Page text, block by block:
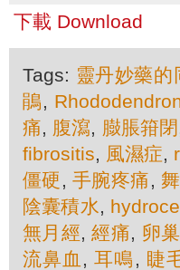
下載 Download
Tags: 靈丹妙藥的
鵑,
痛, 腹瀉, 臌脹箝閉
fibrositis, 風濕症,
僵硬 ,手腕疼痛,
陰囊積水,
無月經,經痛, 卵
流鼻血 ,耳鳴 , 睫